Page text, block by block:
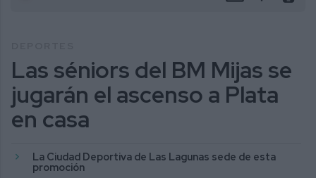
Las séniors del BM Mijas se
jugarán el ascenso a Plata
en casa
La Ciudad Deportiva de Las Lagunas sede de esta
promoción